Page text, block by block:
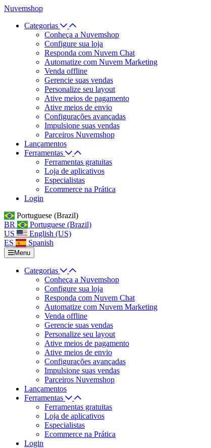
Nuvemshop
Categorias
Conheça a Nuvemshop
Configure sua loja
Responda com Nuvem Chat
Automatize com Nuvem Marketing
Venda offline
Gerencie suas vendas
Personalize seu layout
Ative meios de pagamento
Ative meios de envio
Configurações avançadas
Impulsione suas vendas
Parceiros Nuvemshop
Lançamentos
Ferramentas
Ferramentas gratuitas
Loja de aplicativos
Especialistas
Ecommerce na Prática
Login
Portuguese (Brazil)
BR
Portuguese (Brazil)
US
English (US)
ES
Spanish
Menu
Categorias
Conheça a Nuvemshop
Configure sua loja
Responda com Nuvem Chat
Automatize com Nuvem Marketing
Venda offline
Gerencie suas vendas
Personalize seu layout
Ative meios de pagamento
Ative meios de envio
Configurações avançadas
Impulsione suas vendas
Parceiros Nuvemshop
Lançamentos
Ferramentas
Ferramentas gratuitas
Loja de aplicativos
Especialistas
Ecommerce na Prática
Login